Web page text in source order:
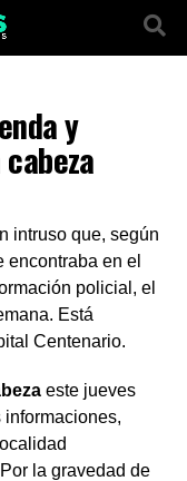
y
intruso que, según
encontraba en el
policial, el
Está
Centenario.
este jueves
la gravedad de